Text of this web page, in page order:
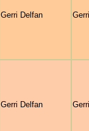
Gerri Delfan
Gerri Delfan